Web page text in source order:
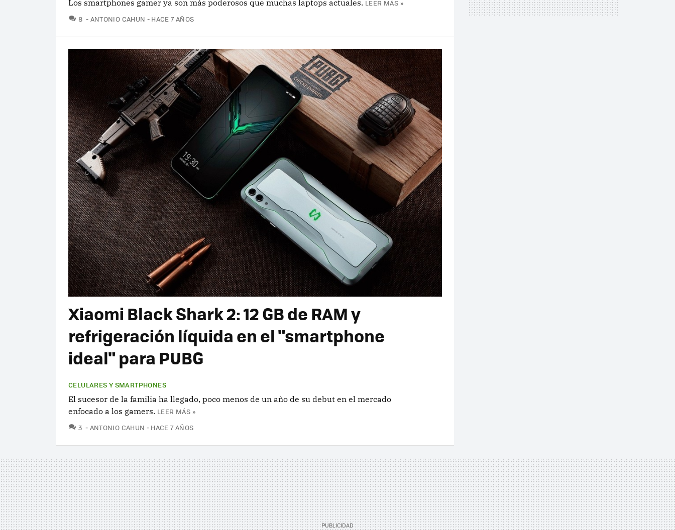
Los smartphones gamer ya son más poderosos que muchas laptops actuales. LEER MÁS »
8 COMENTARIOS
ANTONIO CAHUN HACE 7 AÑOS
Xiaomi Black Shark 2: 12 GB de RAM y
refrigeración líquida en el "smartphone
ideal" para PUBG
CELULARES Y SMARTPHONES
El sucesor de la familia ha llegado, poco menos de un año de su debut en el mercado
enfocado a los gamers. LEER MÁS »
3 COMENTARIOS
ANTONIO CAHUN HACE 7 AÑOS